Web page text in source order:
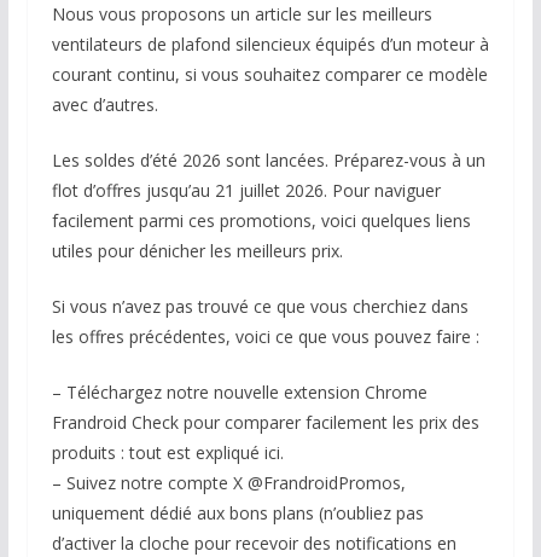
Nous vous proposons un article sur les meilleurs
ventilateurs de plafond silencieux équipés d’un moteur à
courant continu, si vous souhaitez comparer ce modèle
avec d’autres.
Les soldes d’été 2026 sont lancées. Préparez-vous à un
flot d’offres jusqu’au 21 juillet 2026. Pour naviguer
facilement parmi ces promotions, voici quelques liens
utiles pour dénicher les meilleurs prix.
Si vous n’avez pas trouvé ce que vous cherchiez dans
les offres précédentes, voici ce que vous pouvez faire :
– Téléchargez notre nouvelle extension Chrome
Frandroid Check pour comparer facilement les prix des
produits : tout est expliqué ici.
– Suivez notre compte X @FrandroidPromos,
uniquement dédié aux bons plans (n’oubliez pas
d’activer la cloche pour recevoir des notifications en